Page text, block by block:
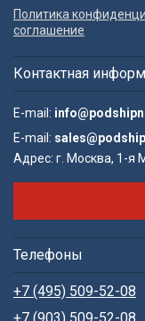
Политика
соглашение
Контактная
E-mail:
E-mail:
Адрес: г. Москва, 1-я
Телефоны
+7 (495) 509-52-08